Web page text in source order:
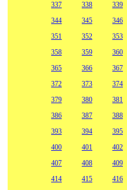
337
338 339
344
345 346
351
352 353
358
359 360
365
366 367
372
373 374
379
380 381
386
387 388
393
394 395
400
401 402
407
408 409
414
415 416